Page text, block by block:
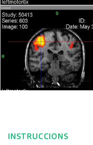
INSTRUCCIONS